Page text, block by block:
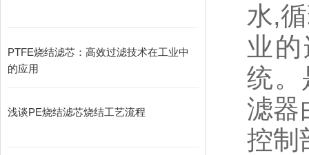
PTFE烧结滤芯：高效过滤技术在工业中
的应用
浅谈PE烧结滤芯烧结工艺流程
水,
业
统。
滤器
控